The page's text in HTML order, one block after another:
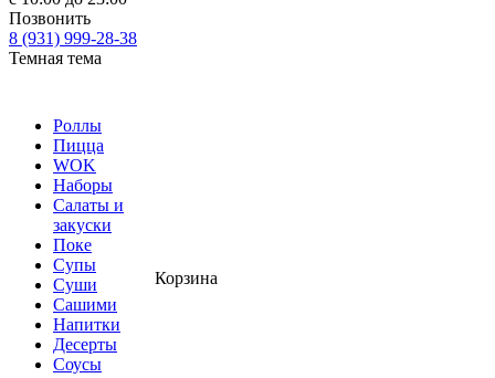
Позвонить
8 (931) 999-28-38
Темная тема
Роллы
Пицца
WOK
Наборы
Салаты и
закуски
Поке
Супы
Суши
Сашими
Напитки
Десерты
Соусы
Корзина